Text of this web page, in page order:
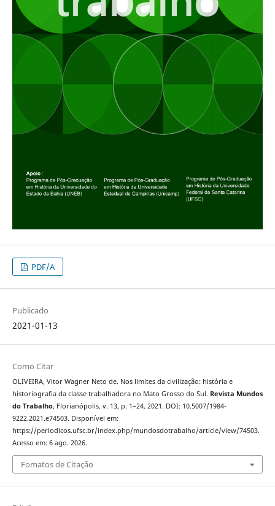
PDF/A
Publicado
2021-01-13
Como Citar
OLIVEIRA, Vitor Wagner Neto de. Nos limites da civilização: história e
historiografia da classe trabalhadora no Mato Grosso do Sul. Revista Mundos
do Trabalho, Florianópolis, v. 13, p. 1–24, 2021. DOI: 10.5007/1984-
9222.2021.e74503. Disponível em:
https://periodicos.ufsc.br/index.php/mundosdotrabalho/article/view/74503.
Acesso em: 6 ago. 2026.
Fomatos de Citação